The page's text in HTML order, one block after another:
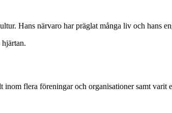
Hans närvaro har präglat många liv och hans
flera föreningar och organisationer samt varit